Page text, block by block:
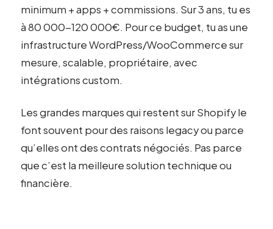
minimum + apps + commissions. Sur 3 ans, tu es
à 80 000-120 000€. Pour ce budget, tu as une
infrastructure WordPress/WooCommerce sur
mesure, scalable, propriétaire, avec
intégrations custom.
Les grandes marques qui restent sur Shopify le
font souvent pour des raisons legacy ou parce
qu’elles ont des contrats négociés. Pas parce
que c’est la meilleure solution technique ou
financière.